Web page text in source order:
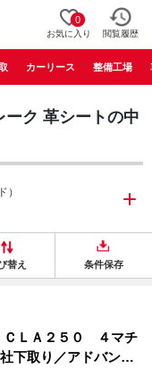
0
お気に入り 閲覧履歴
カーリース 整備工場
ーク 革シートの中
）
替え 条件保存
ＣＬＡ２５０ ４マチ
下取り／アドバンス